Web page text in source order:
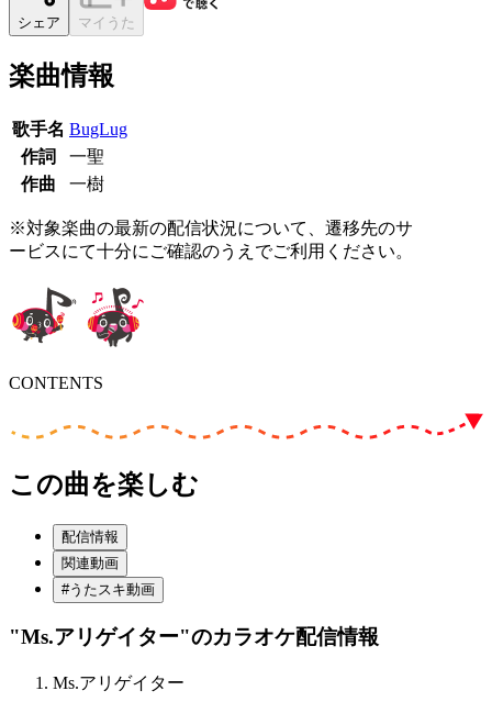
シェア マイうた
楽曲情報
歌手名 BugLug
作詞
一聖
作曲
一樹
※対象楽曲の最新の配信状況について、遷移先のサ
ービスにて十分にご確認のうえでご利用ください。
CONTENTS
この曲を楽しむ
配信情報
関連動画
#うたスキ動画
"Ms.アリゲイター"のカラオケ配信情報
Ms.アリゲイター